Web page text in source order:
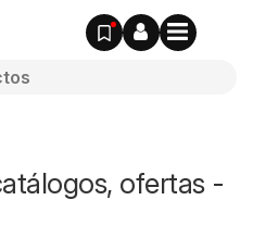
ofertas -